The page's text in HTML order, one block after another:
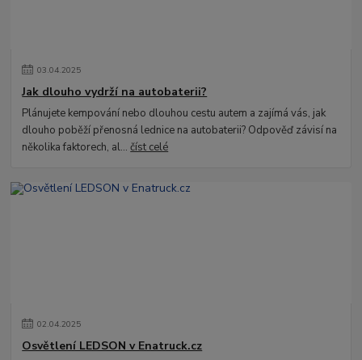
03.04.2025
Jak dlouho vydrží na autobaterii?
Plánujete kempování nebo dlouhou cestu autem a zajímá vás, jak
dlouho poběží přenosná lednice na autobaterii? Odpověď závisí na
několika faktorech, al...číst celé
02.04.2025
Osvětlení LEDSON v Enatruck.cz